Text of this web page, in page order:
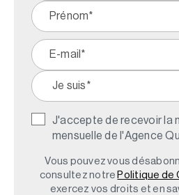
J'accepte de recevoir la
mensuelle de l'Agence
Vous pouvez vous
consultez notre Politique de
exercez vos droits et en